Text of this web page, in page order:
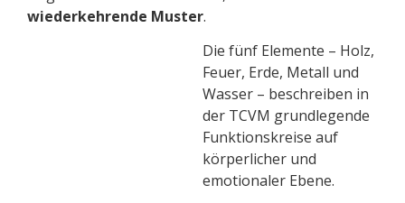
wiederkehrende Muster.
Die fünf Elemente – Holz,
Feuer, Erde, Metall und
Wasser – beschreiben in
der TCVM grundlegende
Funktionskreise auf
körperlicher und
emotionaler Ebene.